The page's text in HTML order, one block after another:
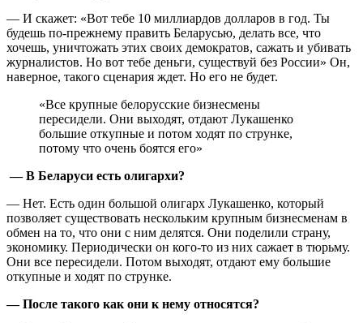
— И скажет: «Вот тебе 10 миллиардов долларов в год. Ты
будешь по-прежнему править Беларусью, делать все, что
хочешь, уничтожать этих своих демократов, сажать и убивать
журналистов. Но вот тебе деньги, существуй без России» Он,
наверное, такого сценария ждет. Но его не будет.
«Все крупные белорусские бизнесмены
пересидели. Они выходят, отдают Лукашенко
большие откупные и потом ходят по струнке,
потому что очень боятся его»
— В Беларуси есть олигархи?
— Нет. Есть один большой олигарх Лукашенко, который
позволяет существовать нескольким крупным бизнесменам в
обмен на то, что они с ним делятся. Они поделили страну,
экономику. Периодически он кого-то из них сажает в тюрьму.
Они все пересидели. Потом выходят, отдают ему большие
откупные и ходят по струнке.
— После такого как они к нему относятся?